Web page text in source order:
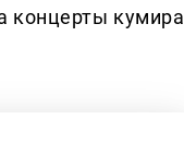
концерты кумира